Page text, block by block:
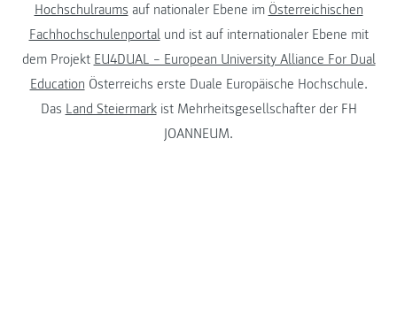
Hochschulraums auf nationaler Ebene im Österreichischen
Fachhochschulenportalund ist auf internationaler Ebene mit
dem Projekt EU4DUAL – European University Alliance For Dual
Education Österreichs erste Duale Europäische Hochschule.
Das Land Steiermarkist Mehrheitsgesellschafter der FH
JOANNEUM.